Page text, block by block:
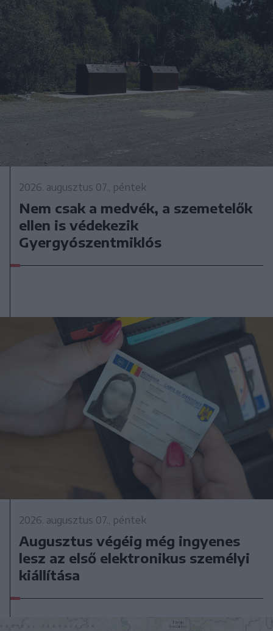
2026. augusztus 07., péntek
Nem csak a medvék, a szemetelők
ellen is védekezik
Gyergyószentmiklós
2026. augusztus 07., péntek
Augusztus végéig még ingyenes
lesz az első elektronikus személyi
kiállítása